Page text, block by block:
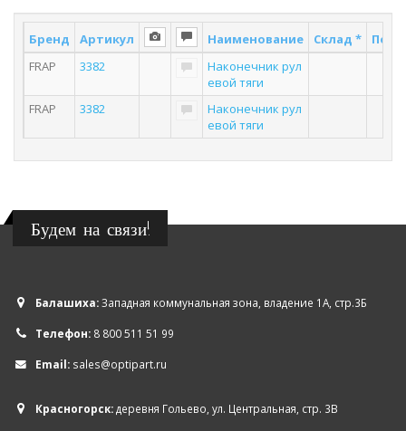
Бренд Артикул Наименование Склад *
FRAP
3382
Наконечник рул
евой тяги
FRAP 3382
Наконечник рул
евой тяги
Будем на связи!
Балашиха:Западная коммунальная зона, владение 1А, стр.3Б
Телефон: 8 800 511 51 99
Email: sales@optipart.ru
Красногорск:деревня Гольево, ул. Центральная, стр. 3В